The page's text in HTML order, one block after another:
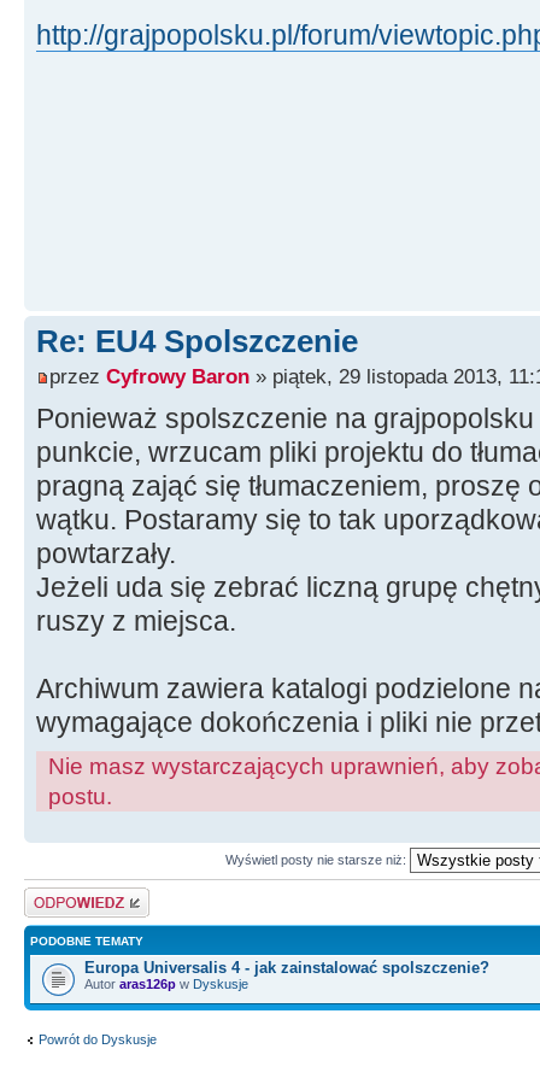
http://grajpopolsku.pl/forum/
Re: EU4 Spolszczenie
przez Cyfrowy Baron » piątek, 29 listopada 2013,
Ponieważ spolszczenie na grajpopolsku
punkcie, wrzucam pliki projektu do
pragną zająć się tłumaczeniem, proszę
wątku. Postaramy się to tak
powtarzały.
Jeżeli uda się zebrać liczną grupę
ruszy z miejsca.
Archiwum zawiera katalogi podzielone
wymagające dokończenia i pliki nie
Nie masz wystarczających uprawnień, aby
postu.
Wyświetl posty nie starsze niż:
Odpowiedz
PODOBNE TEMATY
Europa Universalis 4 - jak zainstalować spolszczenie?
Autor aras126p w Dyskusje
Powrót do Dyskusje